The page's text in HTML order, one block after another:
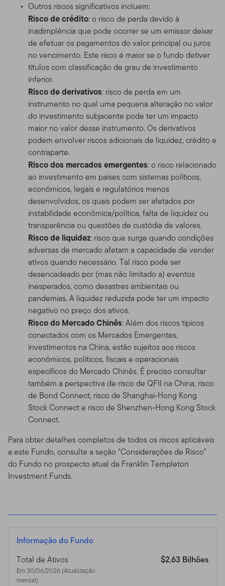
Outros riscos significativos incluem:
Risco de crédito: o risco de perda devido à
inadimplência que pode ocorrer se um emissor deixar
de efetuar os pagamentos do valor principal ou juros
no vencimento. Este risco é maior se o fundo detiver
títulos com classificação de grau de investimento
inferior.
Risco de derivativos: risco de perda em um
instrumento no qual uma pequena alteração no valor
do investimento subjacente pode ter um impacto
maior no valor desse instrumento. Os derivativos
podem envolver riscos adicionais de liquidez, crédito e
contraparte.
Risco dos mercados emergentes: o risco relacionado
ao investimento em países com sistemas políticos,
econômicos, legais e regulatórios menos
desenvolvidos, os quais podem ser afetados por
instabilidade econômica/política, falta de liquidez ou
transparência ou questões de custódia de valores.
Risco de liquidez: risco que surge quando condições
adversas de mercado afetam a capacidade de vender
ativos quando necessário. Tal risco pode ser
desencadeado por (mas não limitado a) eventos
inesperados, como desastres ambientais ou
pandemias. A liquidez reduzida pode ter um impacto
negativo no preço dos ativos.
Risco do Mercado Chinês: Além dos riscos típicos
conectados com os Mercados Emergentes,
investimentos na China, estão sujeitos aos riscos
econômicos, políticos, fiscais e operacionais
específicos do Mercado Chinês. É preciso consultar
também a perspectiva de risco de QFII na China, risco
de Bond Connect, risco de Shanghai-Hong Kong
Stock Connect e risco de Shenzhen-Hong Kong Stock
Connect.
Para obter detalhes completos de todos os riscos aplicáveis
a este Fundo, consulte a seção "Considerações de Risco"
do Fundo no prospecto atual da Franklin Templeton
Investment Funds.
Informação do Fundo
Total de Ativos
Em 30/06/2026 (Atualização
mensal)
$2,63 Bilhões